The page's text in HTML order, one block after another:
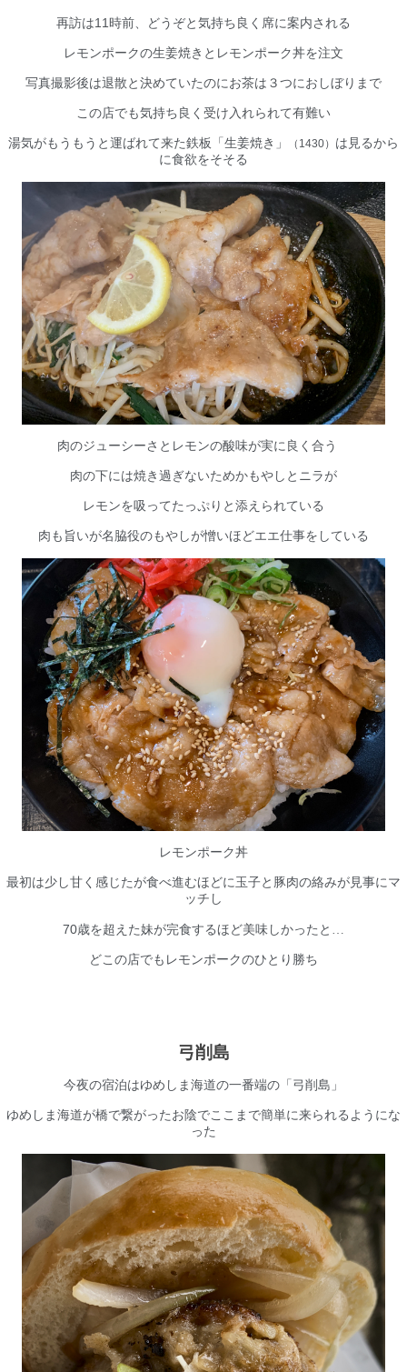
再訪は11 時前、どうぞと気持ち良く席に案内される
レモンポークの生姜焼きとレモンポーク丼を注文
写真撮影後は退散と決めていたのにお茶は３つにおしぼりまで
この店でも気持ち良く受け入れられて有難い
湯気がもうもうと運ばれて来た鉄板「生姜焼き」 （ 1430） は見るから
に食欲をそそる
肉のジューシーさとレモンの酸味が実に良く合う
肉の下には焼き過ぎないためかもやしとニラが
レモンを吸ってたっぷりと添えられている
肉も旨いが名脇役のもやしが憎いほどエエ仕事をしている
レモンポーク丼
最初は少し甘く感じたが食べ進むほどに玉子と豚肉の絡みが見事にマ
ッチし
70歳を超えた妹が完食するほど美味しかったと…
どこの店でもレモンポークのひとり勝ち
弓削島
今夜の宿泊はゆめしま海道の一番端の「弓削島」
ゆめしま海道が橋で繋がったお陰でここまで簡単に来られるようにな
った